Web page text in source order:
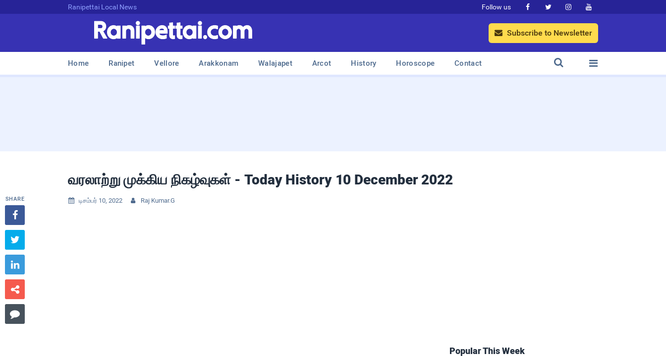
Ranipettai Local News Follow us    
 Subscribe to Newsletter
Home Ranipet Vellore Arakkonam Walajapet Arcot History Horoscope Contact 

வரலாற்று முக்கிய நிகழ்வுகள் - Today History 10 December 2022
 டிசம்பர் 10, 2022  Raj Kumar.G
SHARE





Popular This Week